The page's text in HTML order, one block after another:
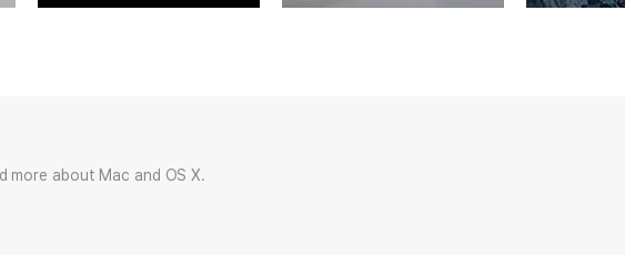
more about Mac and OS X.